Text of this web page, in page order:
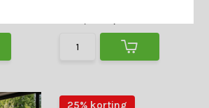
25% korting